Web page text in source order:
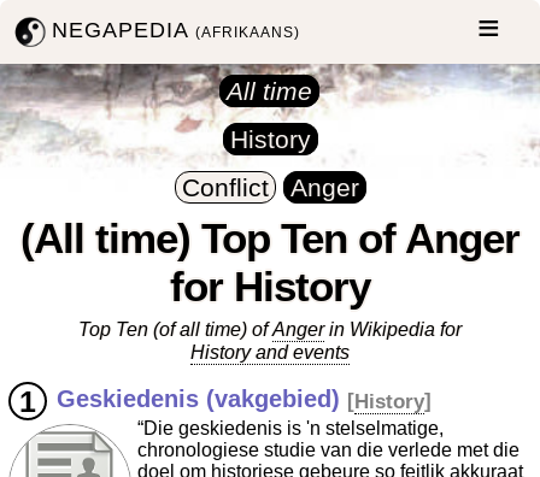
NEGAPEDIA(AFRIKAANS)
All time
History
Conflict
Anger
(All time) Top Ten of Anger
for History
Top Ten (of all time) ofAngerin Wikipedia for
History and events
Geskiedenis (vakgebied) [History]
“Die geskiedenis is 'n stelselmatige,
chronologiese studie van die verlede met die
doel om historiese gebeure so feitlik akkuraat